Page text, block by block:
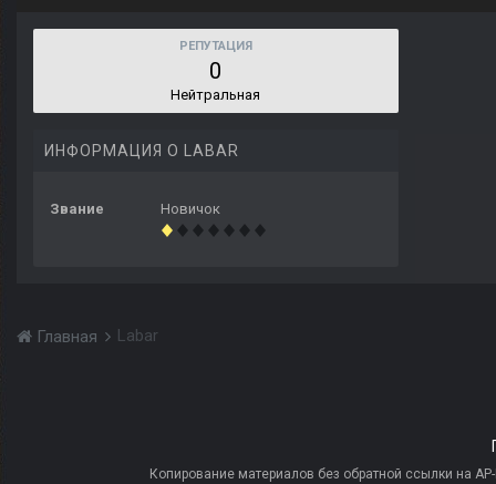
РЕПУТАЦИЯ
0
Нейтральная
ИНФОРМАЦИЯ О LABAR
Звание Новичок
Главная Labar
Копирование материалов без обратной ссылки на